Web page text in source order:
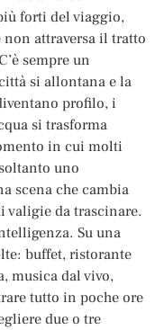
forti del viaggio,
attraversa il tratto
sempre un
si allontana e la
profilo, i
si trasforma
in cui molti
uno
scena che cambia
valigie da trascinare.
Su una
buffet, ristorante
musica dal vivo,
tutto in poche ore
due o tre